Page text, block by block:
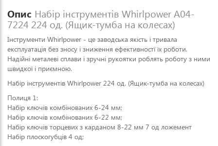
Опис Набір інструментів Whirlpower A04-
7224 224 од. (Ящик-тумба на колесах)
Інструменти Whirlpower - це заводська якість і тривала
експлуатація без зносу і зниження ефективностї їх роботи.
Надійні металеві сплави і зручні рукоятки роблять роботу з ними
швидкої і приємною.
Набір інструментів Whirlpower 224 од. (Ящик-тумба на колесах)
Полиця 1:
Набір ключів комбінованих 6-24 мм;
Набір ключів комбінованих 6-22 мм;
Набір ключів торцевих з карданом 8-22 мм 7 од ложемент
Набір плоскогубців 4 од;